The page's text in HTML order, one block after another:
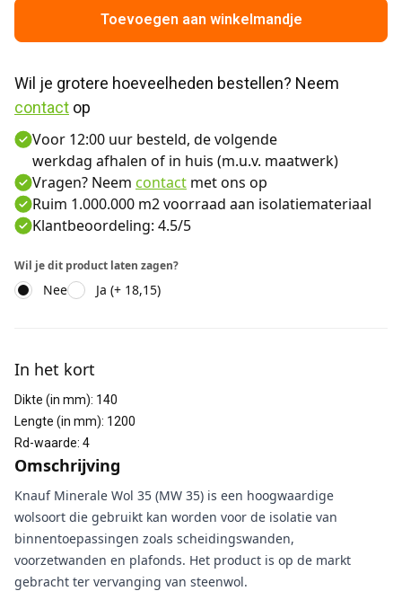
Toevoegen aan winkelmandje
contact op
Voor 12:00 uur besteld, de volgende
werkdag afhalen of in huis (m.u.v. maatwerk)
Vragen? Neem contact met ons op
Ruim 1.000.000 m2 voorraad aan isolatiemateriaal
Klantbeoordeling: 4.5/5
Wil je dit product laten zagen?
Nee Ja (+ 18,15)
In het kort
Dikte (in mm): 140
Lengte (in mm): 1200
Rd-waarde: 4
Omschrijving
Knauf Minerale Wol 35 (MW 35) is een hoogwaardige
wolsoort die gebruikt kan worden voor de isolatie van
binnentoepassingen zoals scheidingswanden,
voorzetwanden en plafonds. Het product is op de markt
gebracht ter vervanging van steenwol.